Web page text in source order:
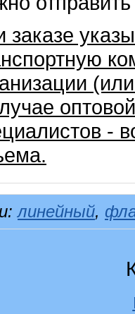
заказе
-
линейный,